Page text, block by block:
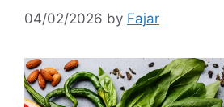
04/02/2026 by Fajar